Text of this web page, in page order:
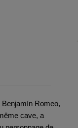
Romeo,
cave, a